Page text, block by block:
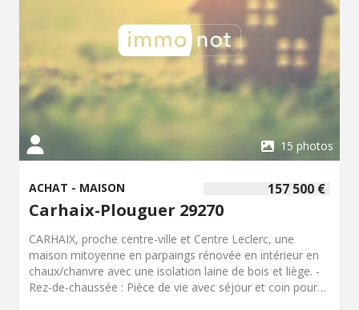
15 photos
157 500 €
ACHAT - MAISON
Carhaix-Plouguer 29270
CARHAIX, proche centre-ville et Centre Leclerc, une
maison mitoyenne en parpaings rénovée en intérieur en
chaux/chanvre avec une isolation laine de bois et liège. -
Rez-de-chaussée : Pièce de vie avec séjour et coin pour